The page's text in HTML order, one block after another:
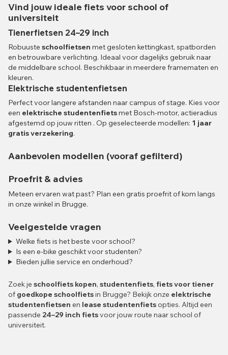
Vind jouw ideale fiets voor school of
universiteit
Tienerfietsen 24–29 inch
Robuuste schoolfietsen met gesloten kettingkast, spatborden
en betrouwbare verlichting. Ideaal voor dagelijks gebruik naar
de middelbare school. Beschikbaar in meerdere framematen en
kleuren.
Elektrische studentenfietsen
Perfect voor langere afstanden naar campus of stage. Kies voor
een elektrische studentenfietsmet Bosch-motor, actieradius
afgestemd op jouw ritten . Op geselecteerde modellen: 1 jaar
gratis verzekering.
Aanbevolen modellen (vooraf gefilterd)
Proefrit & advies
Meteen ervaren wat past? Plan een gratis proefrit of kom langs
in onze winkel in Brugge.
Veelgestelde vragen
Welke fiets is het beste voor school?
Is een e-bike geschikt voor studenten?
Bieden jullie service en onderhoud?
Zoek je schoolfiets kopen, studentenfiets, fiets voor tiener
of goedkope schoolfietsin Brugge? Bekijk onze elektrische
studentenfietsen en lease studentenfietsopties. Altijd een
passende 24–29 inch fietsvoor jouw route naar school of
universiteit.